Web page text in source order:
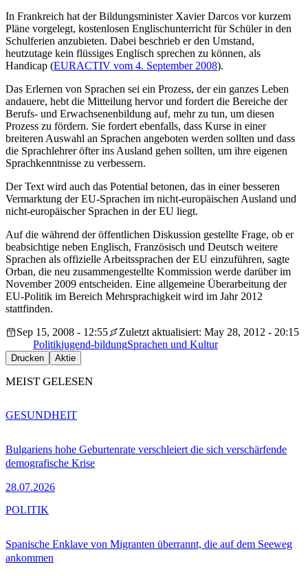
In Frankreich hat der Bildungsminister Xavier Darcos vor kurzem
Pläne vorgelegt, kostenlosen Englischunterricht für Schüler in den
Schulferien anzubieten. Dabei beschrieb er den Umstand,
heutzutage kein flüssiges Englisch sprechen zu können, als
Handicap (EURACTIV vom 4. September 2008).
Das Erlernen von Sprachen sei ein Prozess, der ein ganzes Leben
andauere, hebt die Mitteilung hervor und fordert die Bereiche der
Berufs- und Erwachsenenbildung auf, mehr zu tun, um diesen
Prozess zu fördern. Sie fordert ebenfalls, dass Kurse in einer
breiteren Auswahl an Sprachen angeboten werden sollten und dass
die Sprachlehrer öfter ins Ausland gehen sollten, um ihre eigenen
Sprachkenntnisse zu verbessern.
Der Text wird auch das Potential betonen, das in einer besseren
Vermarktung der EU-Sprachen im nicht-europäischen Ausland und
nicht-europäischer Sprachen in der EU liegt.
Auf die während der öffentlichen Diskussion gestellte Frage, ob er
beabsichtige neben Englisch, Französisch und Deutsch weitere
Sprachen als offizielle Arbeitssprachen der EU einzuführen, sagte
Orban, die neu zusammengestellte Kommission werde darüber im
November 2009 entscheiden. Eine allgemeine Überarbeitung der
EU-Politik im Bereich Mehrsprachigkeit wird im Jahr 2012
stattfinden.
Sep 15, 2008 - 12:55
Zuletzt aktualisiert: May 28, 2012 - 20:15
Politikjugend-bildungSprachen und Kultur
Drucken Aktie
MEIST GELESEN
Bulgariens hohe Geburtenrate verschleiert die sich verschärfende
demografische Krise
28.07.2026
GESUNDHEIT
Spanische Enklave von Migranten überrannt, die auf dem Seeweg
ankommen
POLITIK